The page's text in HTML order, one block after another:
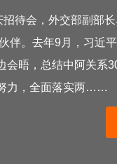
待会，外交部副部
伴。去年9月，习近
会晤，总结中阿关系
力，全面落实两……